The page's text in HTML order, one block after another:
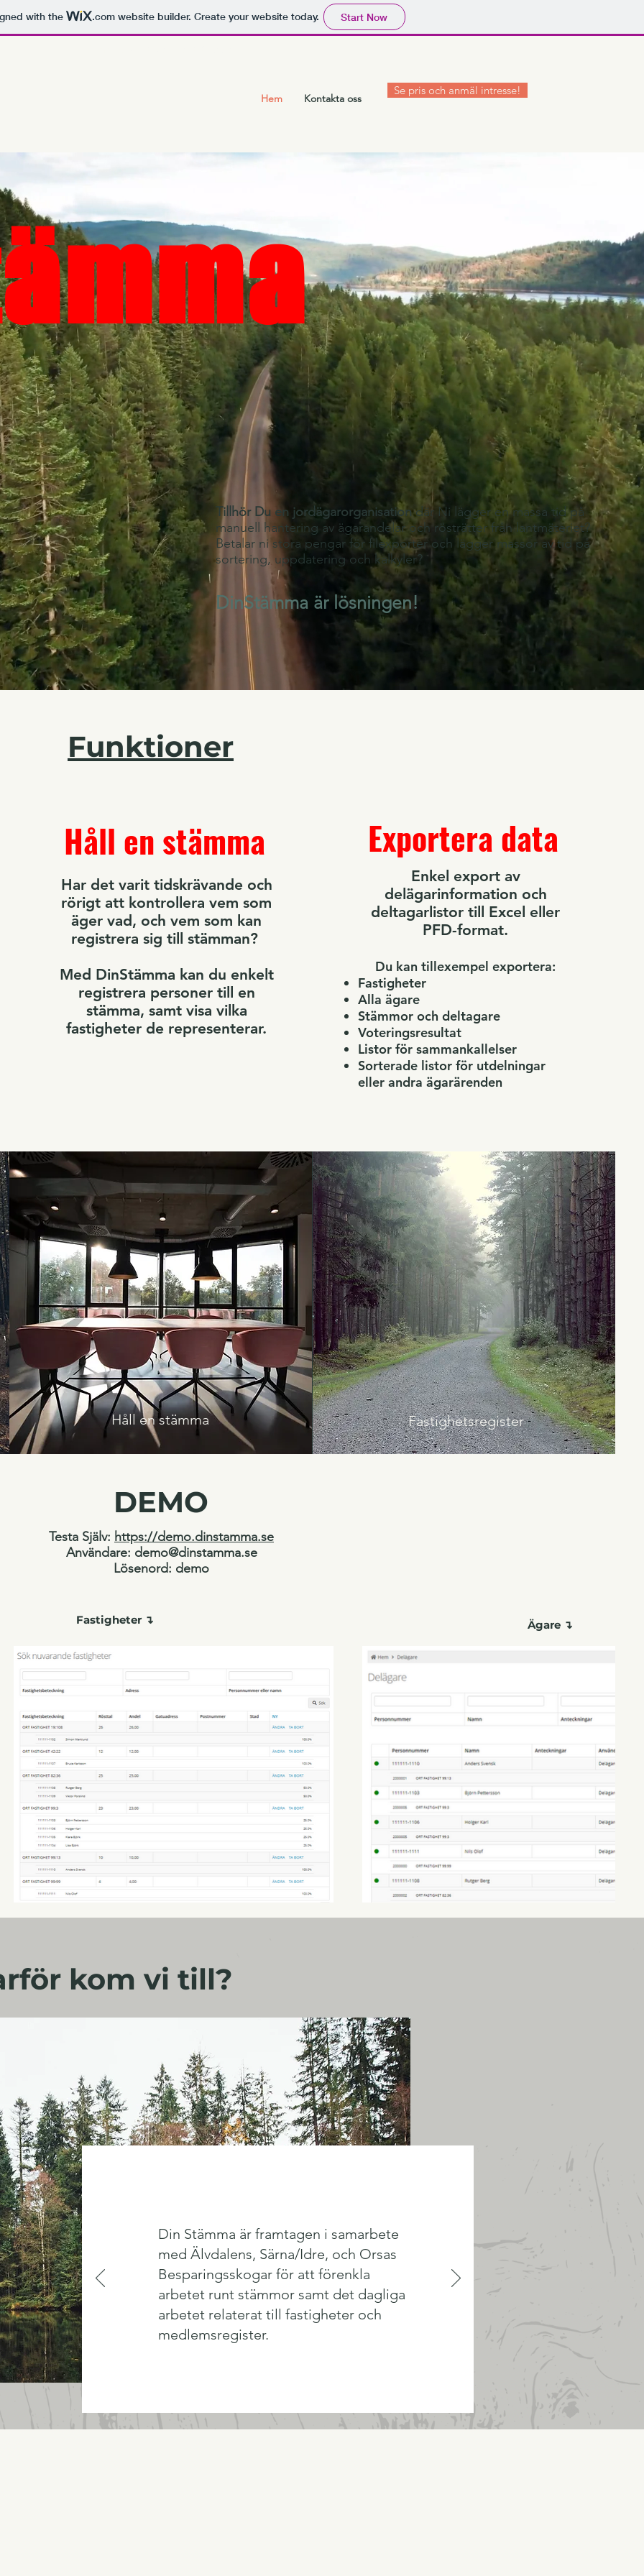
with the .comwebsite builder. Create your website today. Start Now
Hem Kontakta oss
Se pris och anmäl intresse!
Tillhör Du en jordägarorganisationdär Ni lägger en massa tid på
manuell hantering av ägarandelar och rösträtter från lantmäteriet?
Betalar ni stora pengar för filexporter och lägger massor av tid på
sortering, uppdatering och kalkyler?
DinStämma är lösningen!
Funktioner
Håll en stämma
Har det varit tidskrävande och
rörigt att kontrollera vem som
äger vad, och vem som kan
registrera sig till stämman?
Med DinStämma kan du enkelt
registrera personer till en
stämma, samt visa vilka
fastigheter de representerar.
Exportera data
Enkel export av
delägarinformation och
deltagarlistor till Excel eller
PFD-format.
Du kan tillexempel exportera:
Fastigheter
Alla ägare
Stämmor och deltagare
Voteringsresultat
Listor för sammankallelser
Sorterade listor för utdelningar
eller andra ägarärenden
Håll en stämma Fastighetsregister
DEMO
Testa Själv: https://demo.dinstamma.se
Användare: demo@dinstamma.se
Lösenord: demo
Fastigheter ↴ Ägare ↴
kom vi till?
Din Stämma är framtagen i samarbete
med Älvdalens, Särna/Idre, och Orsas
Besparingsskogar för att förenkla
arbetet runt stämmor samt det dagliga
arbetet relaterat till fastigheter och
medlemsregister.